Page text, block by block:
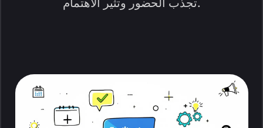
تجذب الحضور وتثير الاهتمام.